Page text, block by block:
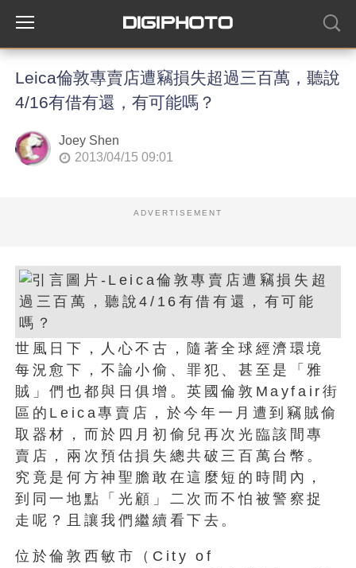
Leica倫敦專賣店遭竊損失超過三百萬，聽說
4/16有借有還，有可能嗎？
Joey Shen
2013/04/15 09:01
ADVERTISEMENT
世風日下，人心不古，隨著全球經濟環境
每況愈下，不論小偷、罪犯、甚至是「雅
賊」們也都與日俱增。英國倫敦Mayfair街
區的Leica專賣店，於今年一月遭到竊賊偷
取器材，而於四月初偷兒再次光臨該間專
賣店，兩次預估損失總共破三百萬台幣。
究竟是何方神聖膽敢在這麼短的時間內，
到同一地點「光顧」二次而不怕被警察捉
走呢？且讓我們繼續看下去。
位於倫敦西敏市（City of